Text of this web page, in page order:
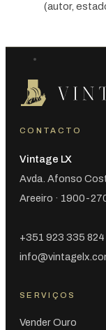
(autor,
CONTACTO
Vintage LX
Avda. Afonso
Areeiro · 1900-
+351 923 335 824
SERVIÇOS
Vender Ouro